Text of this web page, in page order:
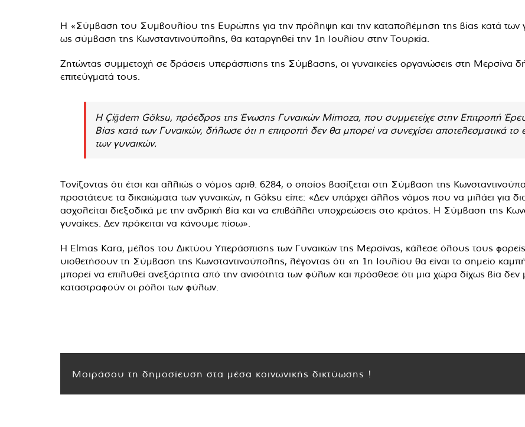
Η «Σύμβαση του Συμβουλίου της Ευρώπης για την πρόληψη και την καταπολέμηση της βίας κατά των
ως σύμβαση της Κωνσταντινούπολης, θα καταργηθεί την 1η Ιουλίου στην Τουρκία.
Ζητώντας συμμετοχή σε δράσεις υπεράσπισης της Σύμβασης, οι γυναικείες οργανώσεις στη Μερσίνα
επιτεύγματά τους.
Η Çiğdem Göksu, πρόεδρος της Ένωσης Γυναικών Mimoza, που συμμετείχε στην Επιτροπή
Βίας κατά των Γυναικών, δήλωσε ότι η επιτροπή δεν θα μπορεί να συνεχίσει αποτελεσματικά
των γυναικών.
Τονίζοντας ότι έτσι και αλλιώς ο νόμος αριθ. 6284, ο οποίος βασίζεται στη Σύμβαση της
προστάτευε τα δικαιώματα των γυναικών, η Göksu είπε: «Δεν υπάρχει άλλος νόμος που να μιλάει για
ασχολείται διεξοδικά με την ανδρική βία και να επιβάλλει υποχρεώσεις στο κράτος. Η Σύμβαση της
γυναίκες. Δεν πρόκειται να κάνουμε πίσω».
Η Elmas Kara, μέλος του Δικτύου Υπεράσπισης των Γυναικών της Μερσίνας, κάλεσε όλους τους φορείς
υιοθετήσουν τη Σύμβαση της Κωνσταντινούπολης, λέγοντας ότι «η 1η Ιουλίου θα είναι το σημείο
μπορεί να επιλυθεί ανεξάρτητα από την ανισότητα των φύλων και πρόσθεσε ότι μια χώρα δίχως βία
καταστραφούν οι ρόλοι των φύλων.
Μοιράσου τη δημοσίευση στα μέσα κοινωνικής δικτύωσης !